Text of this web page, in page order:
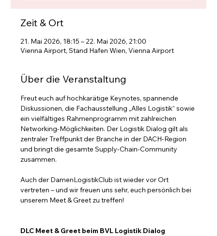
Zeit & Ort
21. Mai 2026, 18:15 – 22. Mai 2026, 21:00
Vienna Airport, Stand Hafen Wien, Vienna Airport
Über die Veranstaltung
Freut euch auf hochkarätige Keynotes, spannende
Diskussionen, die Fachausstellung „Alles Logistik“ sowie
ein vielfältiges Rahmenprogramm mit zahlreichen
Networking-Möglichkeiten. Der Logistik Dialog gilt als
zentraler Treffpunkt der Branche in der DACH-Region
und bringt die gesamte Supply-Chain-Community
zusammen.
Auch der DamenLogistikClub ist wieder vor Ort
vertreten – und wir freuen uns sehr, euch persönlich bei
unserem Meet & Greet zu treffen!
DLC Meet & Greet beim BVL Logistik Dialog